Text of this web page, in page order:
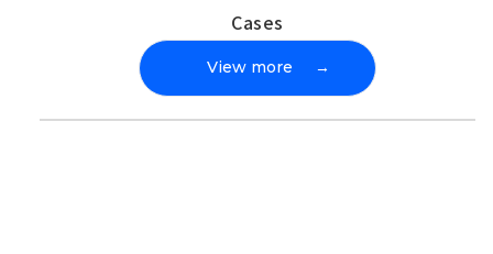
Cases
View more →